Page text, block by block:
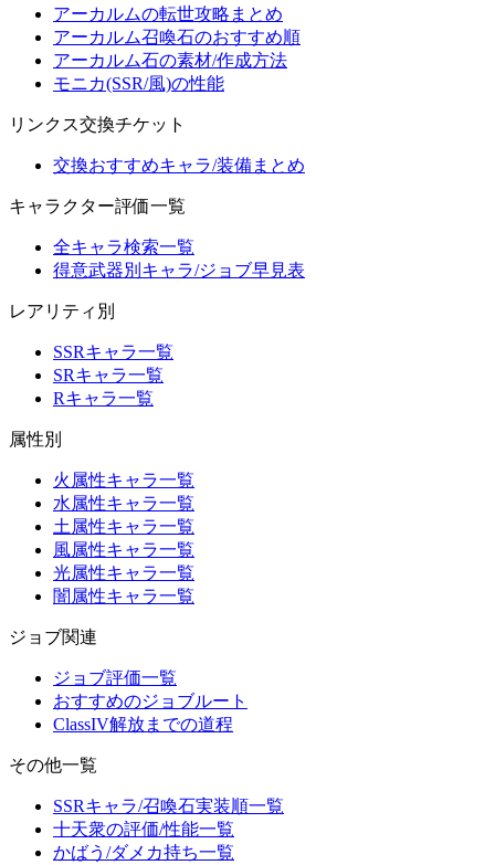
アーカルムの転世攻略まとめ
アーカルム召喚石のおすすめ順
アーカルム石の素材/作成方法
モニカ(SSR/風)の性能
リンクス交換チケット
交換おすすめキャラ/装備まとめ
キャラクター評価一覧
全キャラ検索一覧
得意武器別キャラ/ジョブ早見表
レアリティ別
SSRキャラ一覧
SRキャラ一覧
Rキャラ一覧
属性別
火属性キャラ一覧
水属性キャラ一覧
土属性キャラ一覧
風属性キャラ一覧
光属性キャラ一覧
闇属性キャラ一覧
ジョブ関連
ジョブ評価一覧
おすすめのジョブルート
ClassIV解放までの道程
その他一覧
SSRキャラ/召喚石実装順一覧
十天衆の評価/性能一覧
かばう/ダメカ持ち一覧